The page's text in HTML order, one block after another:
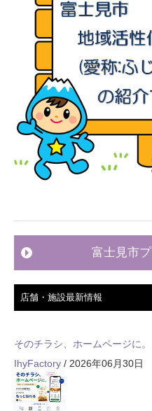
富士見市
店舗・施設最新情報
そのチラシ、ホームページに。
IhyFactory / 2026年06月30日